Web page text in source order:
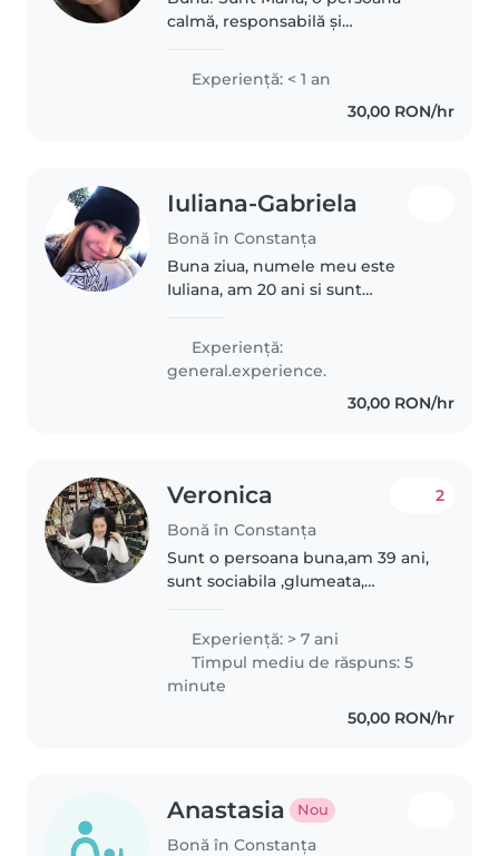
calmă, responsabilă și
Îmi place să petrec timp alături
de ei prin jocuri, activități
educative și multă grijă. Pun
Experienţă: < 1 an
30,00 RON/hr
Iuliana-Gabriela
Bonă în Constanța
Buna ziua, numele meu este
Iuliana, am 20 ani si sunt
tehnica dentara din constanta,
momentan sunt in timpul
sesiunii, dar oricand am liber,
Experienţă:
general.experience.
30,00 RON/hr
Veronica
Bonă în Constanța
2
Sunt o persoana buna,am 39 ani,
sunt sociabila ,glumeata,
Îmi place ceea ce fac,îmi plac
copii foarte mult. Am colaborat
cu o familie care mi a dat..
Experienţă: > 7 ani
Timpul mediu de răspuns: 5
minute
50,00 RON/hr
Anastasia Nou
Bonă în Constanța